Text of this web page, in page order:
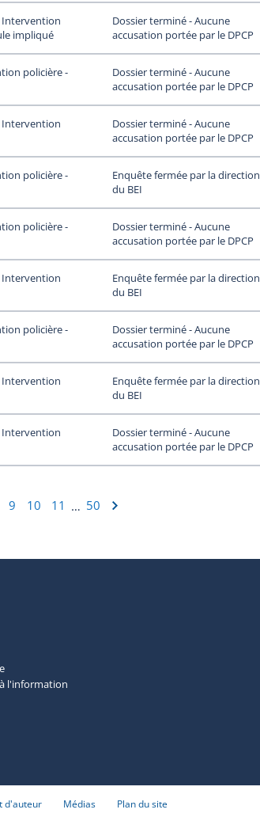
Intervention
impliqué
Dossier terminé - Aucune
accusation portée par le DPCP
policière -
Dossier terminé - Aucune
accusation portée par le DPCP
Intervention
Dossier terminé - Aucune
accusation portée par le DPCP
policière -
Enquête fermée par la direction
du BEI
policière -
Dossier terminé - Aucune
accusation portée par le DPCP
Intervention
Enquête fermée par la direction
du BEI
policière -
Dossier terminé - Aucune
accusation portée par le DPCP
Intervention
Enquête fermée par la direction
du BEI
Intervention
Dossier terminé - Aucune
accusation portée par le DPCP
9 10 11 … 50
l'information
d'auteur Médias Plan du site